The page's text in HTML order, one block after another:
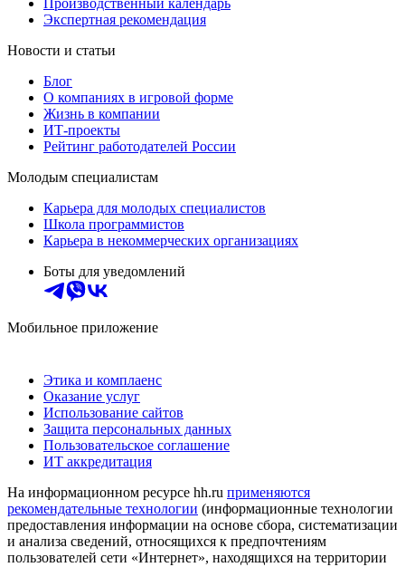
Экспертная рекомендация
Новости и статьи
Блог
О компаниях в игровой форме
Жизнь в компании
ИТ-проекты
Рейтинг работодателей России
Молодым специалистам
Карьера для молодых специалистов
Школа программистов
Карьера в некоммерческих организациях
Боты для уведомлений
Мобильное приложение
Этика и комплаенс
Оказание услуг
Использование сайтов
Защита персональных данных
Пользовательское соглашение
ИТ аккредитация
На информационном ресурсе hh.ru применяются
рекомендательные технологии (информационные технологии
предоставления информации на основе сбора, систематизации
и анализа сведений, относящихся к предпочтениям
пользователей сети «Интернет», находящихся на территории